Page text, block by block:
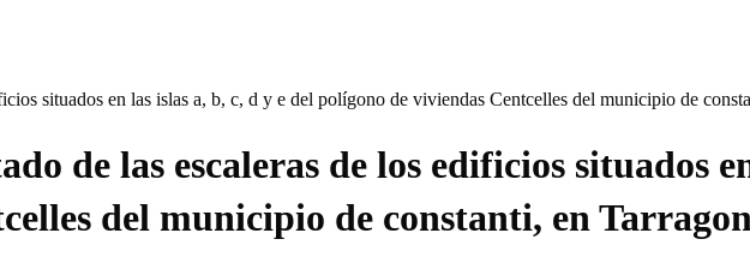
situados en las islas a, b, c, d y e del polígono de viviendas Centcelles del municipio de
de las escaleras de los edificios situados
del municipio de constanti, en